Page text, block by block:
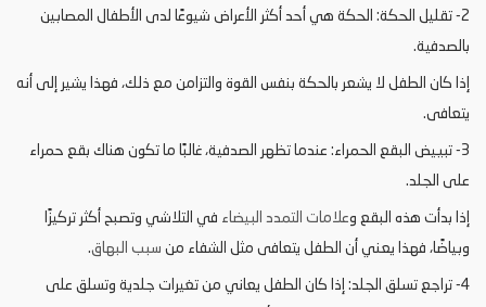
2- تقليل الحكة: الحكة هي أحد أكثر الأعراض شيوعًا لدى الأطفال المصابين
بالصدفية.
إذا كان الطفل لا يشعر بالحكة بنفس القوة والتزامن مع ذلك، فهذا يشير إلى أنه
يتعافى.
3- تبييض البقع الحمراء: عندما تظهر الصدفية، غالبًا ما تكون هناك بقع حمراء
على الجلد.
إذا بدأت هذه البقع وعلامات التمدد البيضاء في التلاشي وتصبح أكثر تركيزًا
وبياضًا، فهذا يعني أن الطفل يتعافى مثل الشفاء من سبب البهاق.
4- تراجع تسلق الجلد: إذا كان الطفل يعاني من تغيرات جلدية وتسلق على